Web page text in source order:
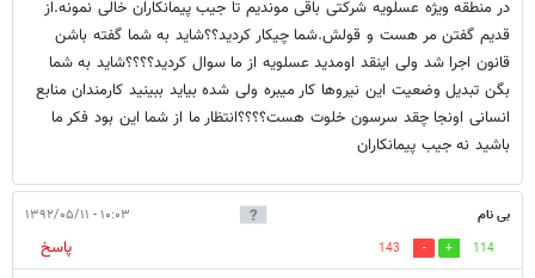
در منطقه ویژه عسلویه شرکتی باقی موندیم تا جیب پیمانکاران خالی نمونه.از
قدیم گفتن مر هست و قولش.شما چیکار کردید؟؟شاید به شما گفته باشن
قانون اجرا شد ولی اینقد اومدید عسلویه از ما سوال کردید؟؟؟؟شاید به شما
بگن تبدیل وضعیت این نیروها کار میبره ولی شده بیاید ببینید کارمندان منابع
انسانی اونجا چقد سرسون خلوت هست؟؟؟؟انتظار ما از شما این بود فکر ما
باشید نه جیب پیمانکاران
بی نام ۱۰:۰۳ - ۱۳۹۲/۰۵/۱۱
114
143 پاسخ